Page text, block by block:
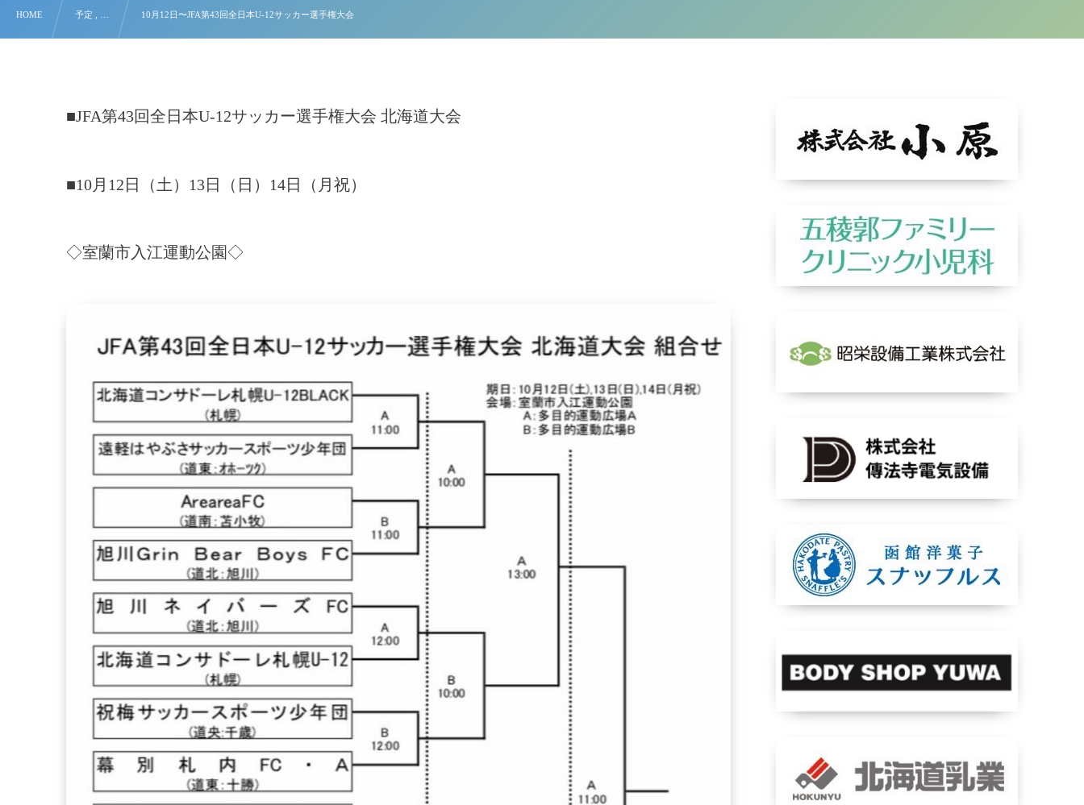
HOME 予定 , … 10月12日〜JFA第43回全日本U-12サッカー選手権大会
■JFA第43回全日本U-12サッカー選手権大会 北海道大会
■10月12日（土）13日（日）14日（月祝）
◇室蘭市入江運動公園◇